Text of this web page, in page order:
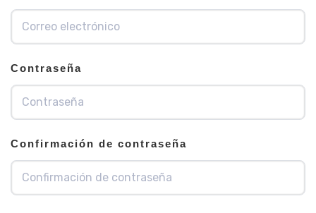
Contraseña
Confirmación de contraseña